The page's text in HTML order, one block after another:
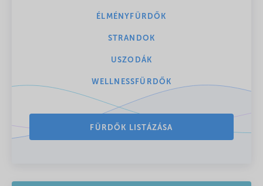
ÉLMÉNYFÜRDŐK
STRANDOK
USZODÁK
WELLNESSFÜRDŐK
FÜRDŐK LISTÁZÁSA